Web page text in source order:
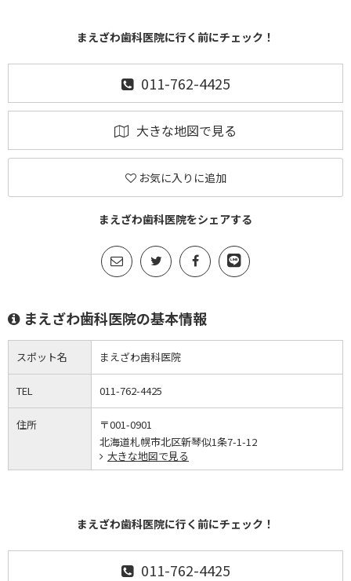
まえざわ歯科医院に行く前にチェック！
011-762-4425
大きな地図で見る
お気に入りに追加
まえざわ歯科医院をシェアする
まえざわ歯科医院の基本情報
スポット名 まえざわ歯科医院
TEL 011-762-4425
住所
〒001-0901
北海道札幌市北区新琴似1条7-1-12
大きな地図で見る
まえざわ歯科医院に行く前にチェック！
011-762-4425